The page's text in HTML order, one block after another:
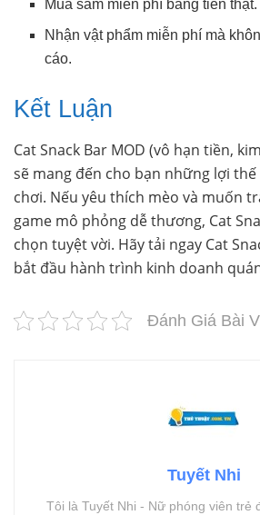
Mua sắm miễn phí bằng tiền thật.
Nhận vật phẩm miễn phí mà
cáo.
Kết Luận
Cat Snack Bar MOD (vô hạn tiền,
sẽ mang đến cho bạn những lợi
chơi. Nếu yêu thích mèo và muốn
game mô phỏng dễ thương, Cat
chọn tuyệt vời. Hãy tải ngay Cat
bắt đầu hành trình kinh doanh
Đánh Giá Bài
Tuyết Nhi
Tôi là Tuyết Nhi - Nữ phóng viên trẻ